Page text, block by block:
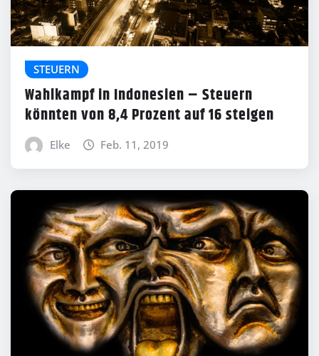
STEUERN
Wahlkampf in Indonesien – Steuern
könnten von 8,4 Prozent auf 16 steigen
Elke Feb. 11, 2019